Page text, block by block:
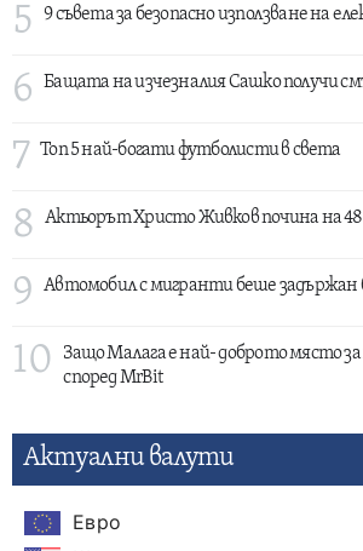
5 9 съвета за безопасно използване на
6 Бащата на изчезналия Сашко получи
7 Топ 5 най-богати футболисти в света
8 Актьорът Христо Живков почина на
9 Автомобил с мигранти беше задържан
10
Защо Малага е най- доброто място
според MrBit
Актуални валути
Евро